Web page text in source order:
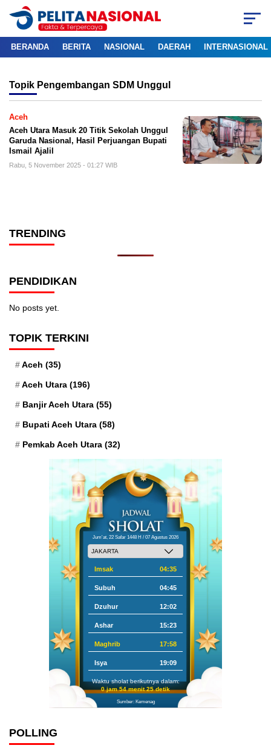
BERANDA BERITA NASIONAL DAERAH INTERNASIONAL
Topik Pengembangan SDM Unggul
Aceh
Aceh Utara Masuk 20 Titik Sekolah Unggul
Garuda Nasional, Hasil Perjuangan Bupati
Ismail Ajalil
Rabu, 5 November 2025 - 01:27 WIB
TRENDING
PENDIDIKAN
No posts yet.
TOPIK TERKINI
Aceh (35)
Aceh Utara (196)
Banjir Aceh Utara (55)
Bupati Aceh Utara (58)
Pemkab Aceh Utara (32)
Jum'at, 22 Safar 1448 H / 07 Agustus 2026
Imsak 04:35
Subuh 04:45
Dzuhur 12:02
Ashar 15:23
Maghrib 17:58
Isya 19:09
Waktu sholat berikutnya dalam:
0 jam 54 menit 24 detik
Sumber: Kemenag
POLLING